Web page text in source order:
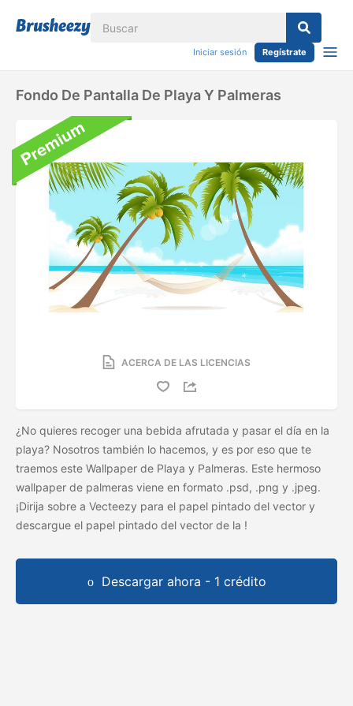
Iniciar sesión Regístrate
Fondo De Pantalla De Playa Y Palmeras
ACERCA DE LAS LICENCIAS
¿No quieres recoger una bebida afrutada y pasar el día en la
playa? Nosotros también lo hacemos, y es por eso que te
traemos este Wallpaper de Playa y Palmeras. Este hermoso
wallpaper de palmeras viene en formato .psd, .png y .jpeg.
¡Dirija sobre a Vecteezy para el papel pintado del vector y
descargue el papel pintado del vector de la !
Descargar ahora - 1 crédito